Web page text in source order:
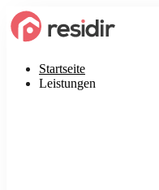
Startseite
Leistungen